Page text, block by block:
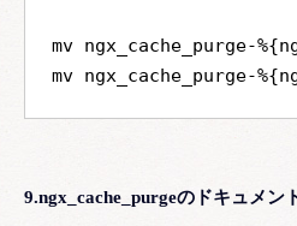
mv ngx_cache_purge-
9.ngx_cache_purgeのドキュメン